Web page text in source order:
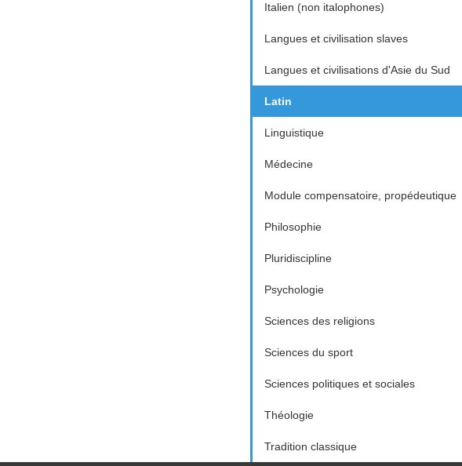
Italien (non italophones)
Langues et civilisation slaves
Langues et civilisations d'Asie du Sud
Latin
Linguistique
Médecine
Module compensatoire, propédeutique
Philosophie
Pluridiscipline
Psychologie
Sciences des religions
Sciences du sport
Sciences politiques et sociales
Théologie
Tradition classique